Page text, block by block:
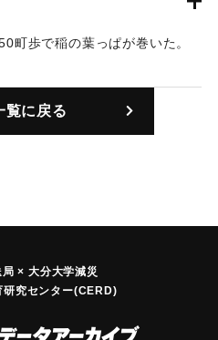
町歩で稲の葉っぱが巻いた。
覧に戻る
× 大分大学減災
研究センター(CERD)